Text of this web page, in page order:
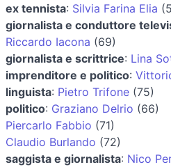
ex tennista: Silvia Farina Elia
giornalista e conduttore
Riccardo Iacona (69)
giornalista e scrittrice: Lina
imprenditore e politico:
linguista: Pietro Trifone (75)
politico: Graziano Delrio (66)
Piercarlo Fabbio (71)
Claudio Burlando (72)
saggista e giornalista: Nico